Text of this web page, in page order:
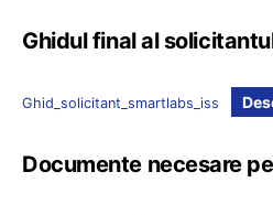
Ghidul final al
Ghid_solicitant_smartlabs_iss
Documente necesare